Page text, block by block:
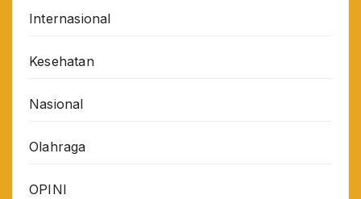
Internasional
Kesehatan
Nasional
Olahraga
OPINI